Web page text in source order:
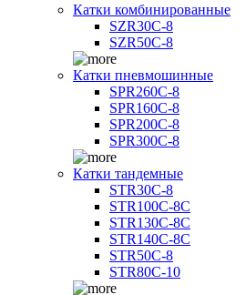
Катки комбинированные
SZR30C-8
SZR50C-8
Катки пневмошинные
SPR260C-8
SPR160C-8
SPR200C-8
SPR300C-8
Катки тандемные
STR30C-8
STR100C-8С
STR130C-8С
STR140C-8С
STR50C-8
STR80C-10